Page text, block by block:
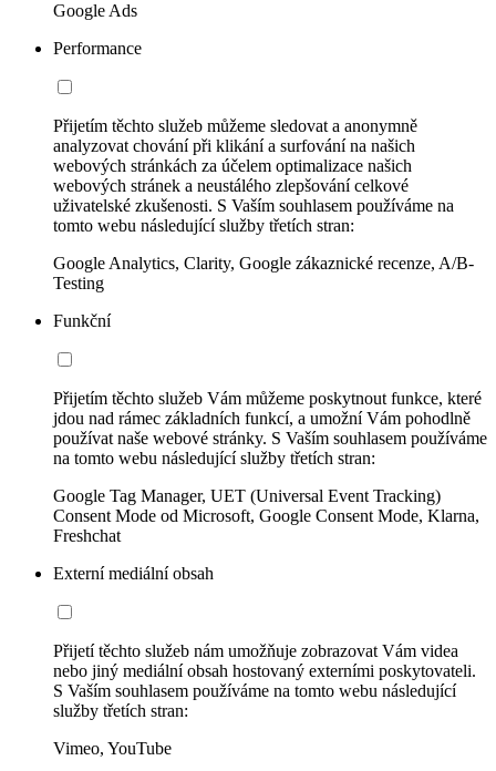
Google Ads
Performance
Přijetím těchto služeb můžeme sledovat a anonymně
analyzovat chování při klikání a surfování na našich
webových stránkách za účelem optimalizace našich
webových stránek a neustálého zlepšování celkové
uživatelské zkušenosti. S Vaším souhlasem používáme na
tomto webu následující služby třetích stran:
Google Analytics, Clarity, Google zákaznické recenze, A/B-
Testing
Funkční
Přijetím těchto služeb Vám můžeme poskytnout funkce, které
jdou nad rámec základních funkcí, a umožní Vám pohodlně
používat naše webové stránky. S Vaším souhlasem používáme
na tomto webu následující služby třetích stran:
Google Tag Manager, UET (Universal Event Tracking)
Consent Mode od Microsoft, Google Consent Mode, Klarna,
Freshchat
Externí mediální obsah
Přijetí těchto služeb nám umožňuje zobrazovat Vám videa
nebo jiný mediální obsah hostovaný externími poskytovateli.
S Vaším souhlasem používáme na tomto webu následující
služby třetích stran:
Vimeo, YouTube